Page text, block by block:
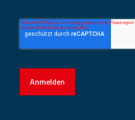
Anmelden